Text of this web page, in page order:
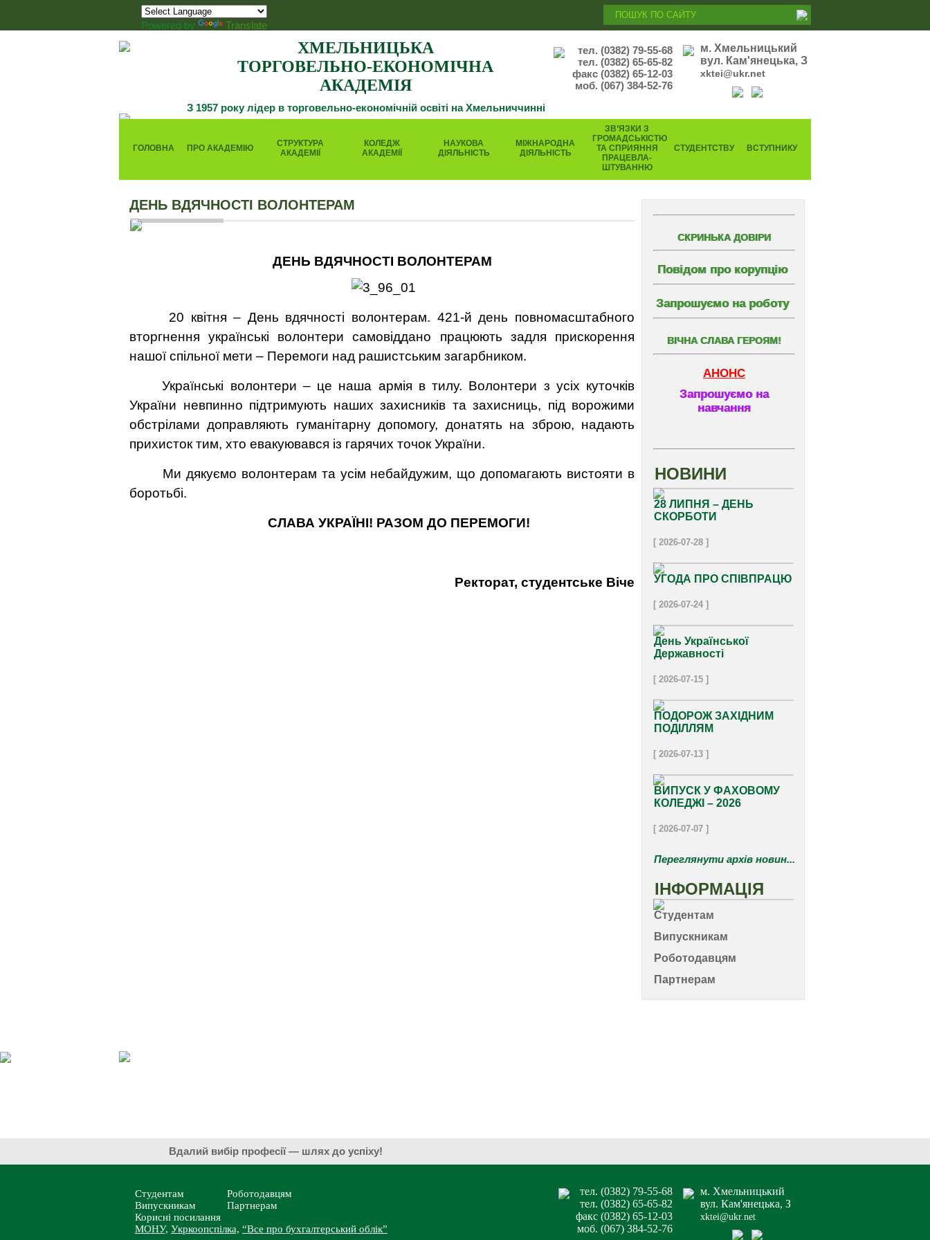
Powered by Translate
ХМЕЛЬНИЦЬКА
ТОРГОВЕЛЬНО-ЕКОНОМІЧНА
АКАДЕМІЯ
З 1957 року лідер в торговельно-економічній освіті на Хмельниччинні
м. Хмельницький
вул. Кам'янецька, З
xktei@ukr.net
тел. (0382) 79-55-68
тел. (0382) 65-65-82
факс (0382) 65-12-03
моб. (067) 384-52-76
ГОЛОВНА ПРО АКАДЕМІЮ
СТРУКТУРА
АКАДЕМІЇ
КОЛЕДЖ
АКАДЕМІЇ
НАУКОВА
ДІЯЛЬНІСТЬ
МІЖНАРОДНА
ДІЯЛЬНІСТЬ
ЗВ’ЯЗКИ З
ГРОМАДСЬКІСТЮ
ТА СПРИЯННЯ
ПРАЦЕВЛА-
ШТУВАННЮ
СТУДЕНТСТВУ ВСТУПНИКУ
СКРИНЬКА ДОВІРИ
Повідом про корупцію
Запрошуємо на роботу
ВІЧНА СЛАВА ГЕРОЯМ!
АНОНС
Запрошуємо на
навчання
НОВИНИ
28 ЛИПНЯ – ДЕНЬ
СКОРБОТИ
[ 2026-07-28 ]
УГОДА ПРО СПІВПРАЦЮ
[ 2026-07-24 ]
День Української
Державності
[ 2026-07-15 ]
ПОДОРОЖ ЗАХІДНИМ
ПОДІЛЛЯМ
[ 2026-07-13 ]
ВИПУСК У ФАХОВОМУ
КОЛЕДЖІ – 2026
[ 2026-07-07 ]
Переглянути архів новин...
ІНФОРМАЦІЯ
Студентам
Випускникам
Роботодавцям
Партнерам
ДЕНЬ ВДЯЧНОСТІ ВОЛОНТЕРАМ
ДЕНЬ ВДЯЧНОСТІ ВОЛОНТЕРАМ
20 квітня – День вдячності волонтерам. 421-й день повномасштабного
вторгнення українські волонтери самовіддано працюють задля прискорення
нашої спільної мети – Перемоги над рашистським загарбником.
Українські волонтери – це наша армія в тилу. Волонтери з усіх куточків
України невпинно підтримують наших захисників та захисниць, під ворожими
обстрілами доправляють гуманітарну допомогу, донатять на зброю, надають
прихисток тим, хто евакуювався із гарячих точок України.
Ми дякуємо волонтерам та усім небайдужим, що допомагають вистояти в
боротьбі.
СЛАВА УКРАЇНІ! РАЗОМ ДО ПЕРЕМОГИ!
Ректорат, студентське Віче
Вдалий вибір професії — шлях до успіху!
м. Хмельницький
вул. Кам'янецька, З
xktei@ukr.net
тел. (0382) 79-55-68
тел. (0382) 65-65-82
факс (0382) 65-12-03
моб. (067) 384-52-76
Студентам
Випускникам
Роботодавцям
Партнерам
Корисні посилання
МОНУ, Укркоопспілка, “Все про бухгалтерський облік”